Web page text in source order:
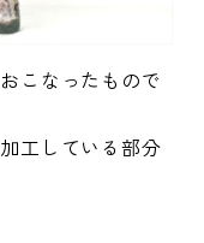
こなったもので
工している部分